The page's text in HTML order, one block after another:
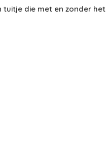
tuitje die met en zonder het